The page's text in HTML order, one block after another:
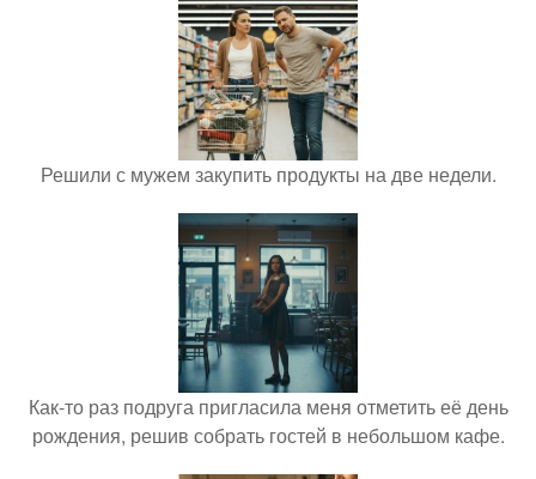
Решили с мужем закупить продукты на две недели.
Как-то раз подруга пригласила меня отметить её день
рождения, решив собрать гостей в небольшом кафе.